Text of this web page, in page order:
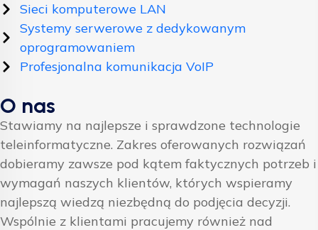
Sieci komputerowe LAN
Systemy serwerowe z dedykowanym
oprogramowaniem
Profesjonalna komunikacja VoIP
O nas
Stawiamy na najlepsze i sprawdzone technologie
teleinformatyczne. Zakres oferowanych rozwiązań
dobieramy zawsze pod kątem faktycznych potrzeb i
wymagań naszych klientów, których wspieramy
najlepszą wiedzą niezbędną do podjęcia decyzji.
Wspólnie z klientami pracujemy również nad